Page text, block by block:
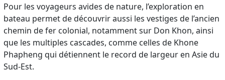
Pour les voyageurs avides de nature, l’exploration en
bateau permet de découvrir aussi les vestiges de l’ancien
chemin de fer colonial, notamment sur Don Khon, ainsi
que les multiples cascades, comme celles de Khone
Phapheng qui détiennent le record de largeur en Asie du
Sud-Est.